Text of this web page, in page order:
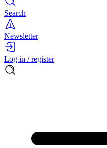
Search
Newsletter
Log in / register